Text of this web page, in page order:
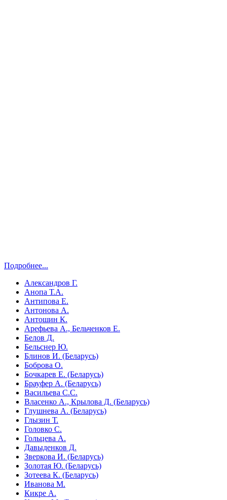
Подробнее...
Александров Г.
Анопа Т.А.
Антипова Е.
Антонова А.
Антошин К.
Арефьева А., Бельченков Е.
Белов Д.
Бельснер Ю.
Блинов И. (Беларусь)
Боброва О.
Бочкарев Е. (Беларусь)
Брауфер А. (Беларусь)
Васильева С.С.
Власенко А., Крылова Д. (Беларусь)
Глушнева А. (Беларусь)
Глызин Т.
Головко С.
Гольцева А.
Давыденков Д.
Зверкова И. (Беларусь)
Золотая Ю. (Беларусь)
Зотеева К. (Беларусь)
Иванова М.
Кикре А.